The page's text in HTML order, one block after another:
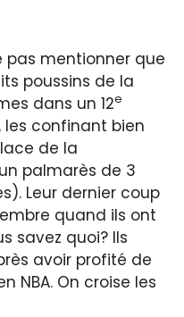
pas mentionner que
poussins de la
dans un 12e
confinant bien
de la
palmarès de 3
Leur dernier coup
quand ils ont
savez quoi? Ils
avoir profité de
NBA. On croise les